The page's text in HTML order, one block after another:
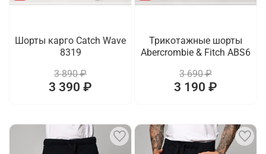
Шорты карго Catch Wave
8319
3 890 ₽
3 390 ₽
Трикотажные шорты
Abercrombie & Fitch ABS6
3 690 ₽
3 190 ₽